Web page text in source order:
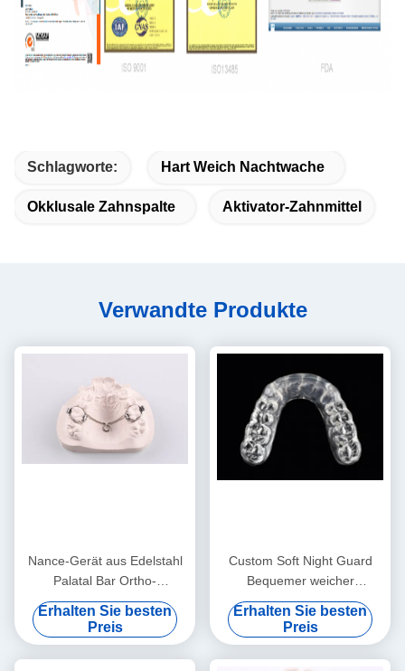
Schlagworte: Hart Weich Nachtwache
Okklusale Zahnspalte Aktivator-Zahnmittel
Verwandte Produkte
Nance-Gerät aus Edelstahl
Palatal Bar Ortho-
Funktionsgerät
Erhalten Sie besten
Preis
Custom Soft Night Guard
Bequemer weicher
Mundschutz zum Schlafen
Erhalten Sie besten
Preis